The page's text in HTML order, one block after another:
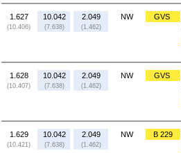
1.627
(10.406)
10.042
(7.638)
2.049
(1.462)
NW GVS
1.628
(10.407)
10.042
(7.638)
2.049
(1.462)
NW GVS
1.629
(10.421)
10.042
(7.638)
2.049
(1.462)
NW B 229